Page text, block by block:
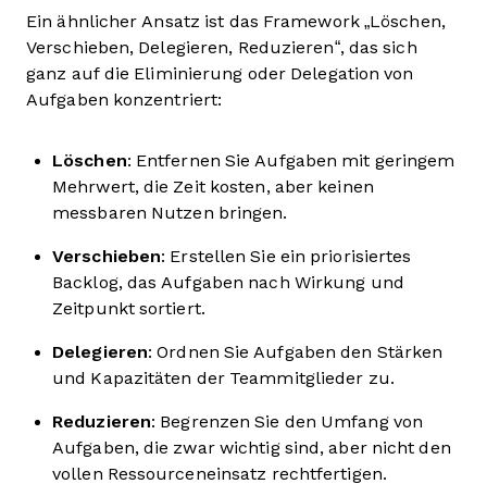
Ein ähnlicher Ansatz ist das Framework „Löschen,
Verschieben, Delegieren, Reduzieren“, das sich
ganz auf die Eliminierung oder Delegation von
Aufgaben konzentriert:
Löschen: Entfernen Sie Aufgaben mit geringem
Mehrwert, die Zeit kosten, aber keinen
messbaren Nutzen bringen.
Verschieben: Erstellen Sie ein priorisiertes
Backlog, das Aufgaben nach Wirkung und
Zeitpunkt sortiert.
Delegieren: Ordnen Sie Aufgaben den Stärken
und Kapazitäten der Teammitglieder zu.
Reduzieren: Begrenzen Sie den Umfang von
Aufgaben, die zwar wichtig sind, aber nicht den
vollen Ressourceneinsatz rechtfertigen.